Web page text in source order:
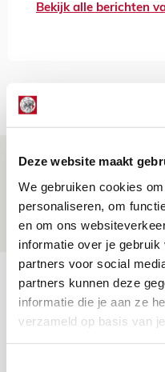
Deze website maakt
We gebruiken cookies
personaliseren, om
en om ons
informatie over je
partners voor social
partners kunnen deze
informatie die je aan ze
verzameld op basis van
Bekijk alle berichten
Net binnen //
Brandt: ‘Ajax en
mijn hoofd
07 AUGUSTUS 2026 - 20:02
NIEUWS
Míchel geeft
spreekt over
aanwinsten